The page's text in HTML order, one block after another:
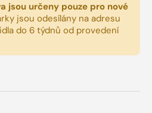
jsou určeny pouze pro nové
jsou odesílány na adresu
do 6 týdnů od provedení